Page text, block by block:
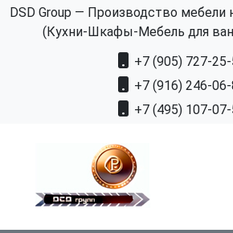
DSD Group — Производство мебели
(Кухни-Шкафы-Мебель для
+7 (905) 727-
+7 (916) 246-
+7 (495) 107-